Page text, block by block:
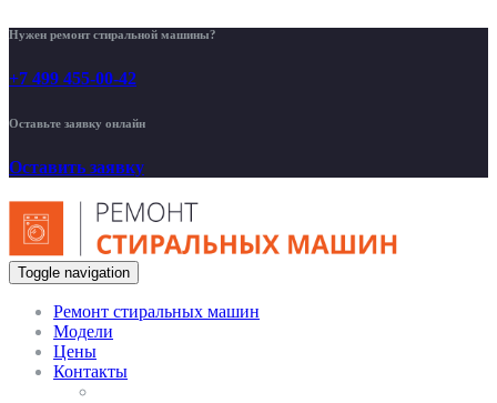
Нужен ремонт стиральной машины?
+7 499 455-00-42
Оставьте заявку онлайн
Оставить заявку
Toggle navigation
Ремонт стиральных машин
Модели
Цены
Контакты